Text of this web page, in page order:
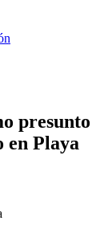
presunto
en Playa